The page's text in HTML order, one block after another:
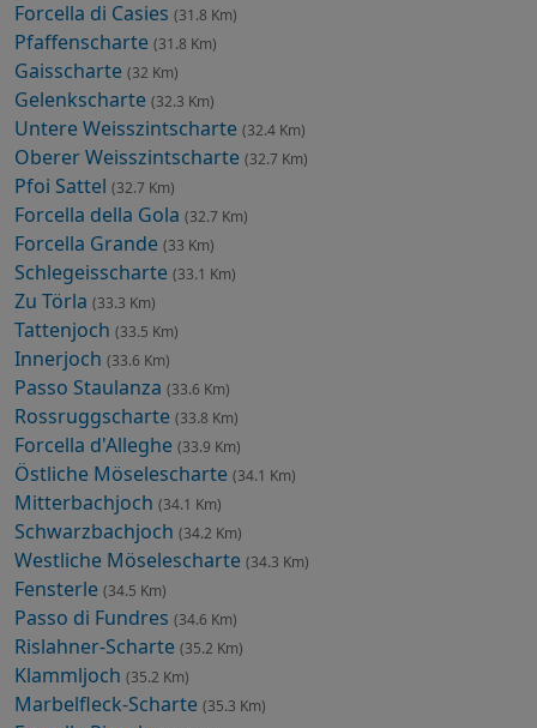
Forcella di Casies (31.8 Km)
Pfaffenscharte (31.8 Km)
Gaisscharte (32 Km)
Gelenkscharte (32.3 Km)
Untere Weisszintscharte (32.4 Km)
Oberer Weisszintscharte (32.7 Km)
Pfoi Sattel (32.7 Km)
Forcella della Gola (32.7 Km)
Forcella Grande (33 Km)
Schlegeisscharte (33.1 Km)
Zu Törla (33.3 Km)
Tattenjoch (33.5 Km)
Innerjoch (33.6 Km)
Passo Staulanza (33.6 Km)
Rossruggscharte (33.8 Km)
Forcella d'Alleghe (33.9 Km)
Östliche Möselescharte (34.1 Km)
Mitterbachjoch (34.1 Km)
Schwarzbachjoch (34.2 Km)
Westliche Möselescharte (34.3 Km)
Fensterle (34.5 Km)
Passo di Fundres (34.6 Km)
Rislahner-Scharte (35.2 Km)
Klammljoch (35.2 Km)
Marbelfleck-Scharte (35.3 Km)